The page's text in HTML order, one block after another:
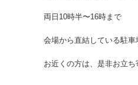
両日10時半〜16時まで
会場から直結している駐車
お近くの方は、是非お立ち